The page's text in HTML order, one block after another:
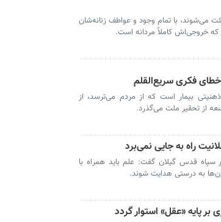
می‌شوند، با تمام وجود و عواطف زنانه‌شان
که خروجی‌اش کاملاً مردانه است.
فکری سریع‌القلم
بیمار است که از مردم می‌ترسد، از
از تحقیر ملت می‌گذرد.
راه به جایی نمی‌برد
قدس گیلان گفت: علم باید همراه با
به درستی هدایت شوند.
پایه «عقل» استوار گردد